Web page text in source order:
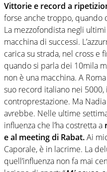
Vittorie e record a
forse anche troppo, quando
La mezzofondista negli
macchina di successi.
carica su strada, nel cross e
quando si parla dei 10mila
non è una macchina. A
suo record italiano nei 5000,
controprestazione. Ma
avrebbe. Nelle ultime
influenza che l’ha costretta a
e al meeting di Rabat.Ai
Caporale, è in lacrime. La
quell’influenza non fa mai